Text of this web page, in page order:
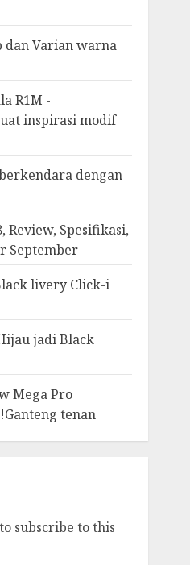
dan Varian warna
R1M -
inspirasi modif
dengan
Review, Spesifikasi,
September
livery Click-i
jadi Black
Mega Pro
tenan
subscribe to this